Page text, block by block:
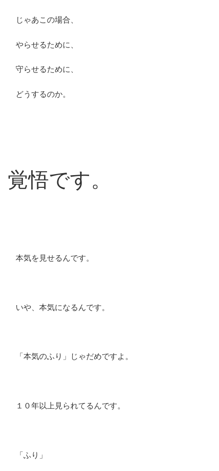
じゃあこの場合、
やらせるために、
守らせるために、
どうするのか。
覚悟です。
本気を見せるんです。
いや、本気になるんです。
「本気のふり」じゃだめですよ。
１０年以上見られてるんです。
「ふり」